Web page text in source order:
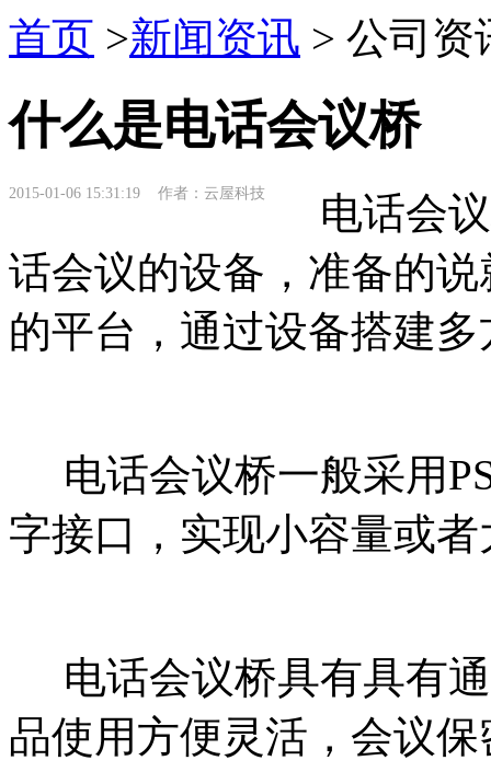
首页 >新闻资讯 > 公司资
什么是电话会议桥
2015-01-06 15:31:19 作者：云屋科技
电话会议
话会议的设备，准备的
的平台，通过设备搭建
电话会议桥一般采用
字接口，实现小容量或
电话会议桥具有具有
品使用方便灵活，会议